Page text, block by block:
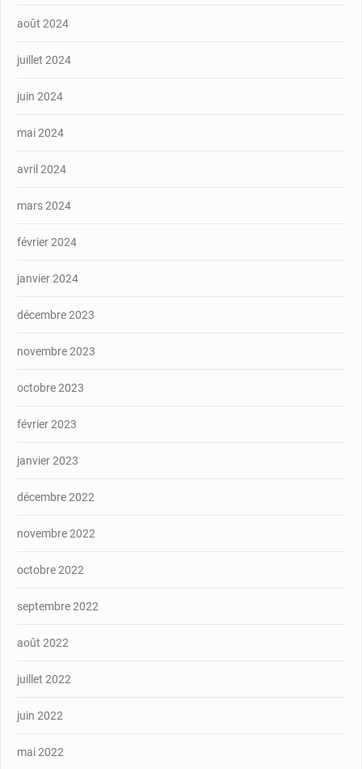
août 2024
juillet 2024
juin 2024
mai 2024
avril 2024
mars 2024
février 2024
janvier 2024
décembre 2023
novembre 2023
octobre 2023
février 2023
janvier 2023
décembre 2022
novembre 2022
octobre 2022
septembre 2022
août 2022
juillet 2022
juin 2022
mai 2022